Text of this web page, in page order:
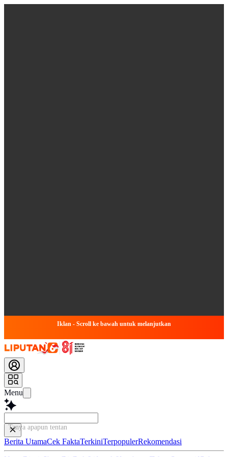
Iklan - Scroll ke bawah untuk melanjutkan
Menu
Tanya apapun tentang arti
Berita UtamaCek FaktaTerkiniTerpopulerRekomendasi